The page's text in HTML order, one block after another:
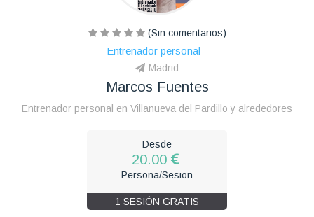
(Sin comentarios)
Entrenador personal
Madrid
Marcos Fuentes
Entrenador personal en Villanueva del Pardillo y alrededores
Desde
20.00
Persona/Sesion
1 SESIÓN GRATIS